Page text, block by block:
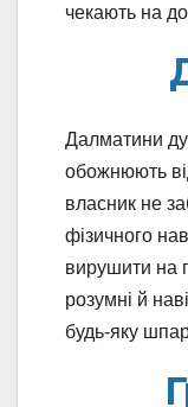
чекають на
Далматини
обожнюють
власник не
фізичного
вирушити на
розумні й
будь-яку